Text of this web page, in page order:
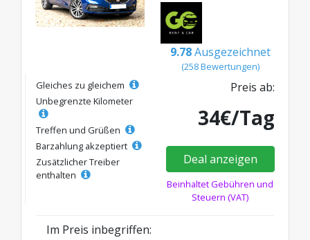
9.78 Ausgezeichnet
(258 Bewertungen)
Gleiches zu gleichem
Unbegrenzte Kilometer
Treffen und Grüßen
Barzahlung akzeptiert
Zusätzlicher Treiber
enthalten
Preis ab:
34€/Tag
Deal anzeigen
Beinhaltet Gebühren und
Steuern (VAT)
Im Preis inbegriffen: